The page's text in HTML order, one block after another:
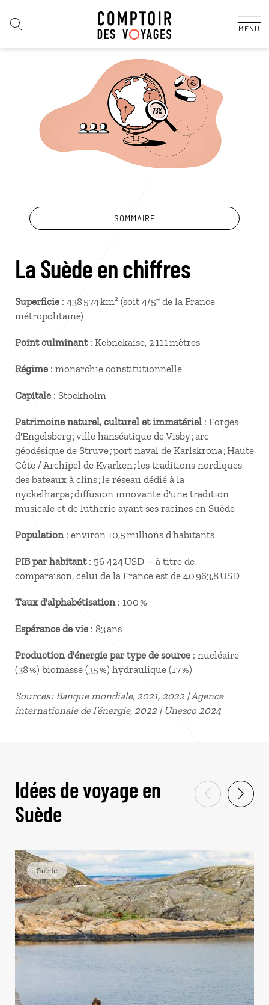
MENU
SOMMAIRE
La Suède en chiffres
Superficie : 438 574 km² (soit 4/5e de la France
métropolitaine)
Point culminant : Kebnekaise, 2 111 mètres
Régime : monarchie constitutionnelle
Capitale : Stockholm
Patrimoine naturel, culturel et immatériel : Forges
d'Engelsberg ; ville hanséatique de Visby ; arc
géodésique de Struve ; port naval de Karlskrona ; Haute
Côte / Archipel de Kvarken ; les traditions nordiques
des bateaux à clins ; le réseau dédié à la
nyckelharpa ; diffusion innovante d'une tradition
musicale et de lutherie ayant ses racines en Suède
Population : environ 10,5 millions d'habitants
PIB par habitant: 56 424 USD – à titre de
comparaison, celui de la France est de 40 963,8 USD
Taux d'alphabétisation: 100 %
Espérance de vie : 83 ans
Production d'énergie par type de source : nucléaire
(38 %) biomasse (35 %) hydraulique (17 %)
Sources : Banque mondiale, 2021, 2022 | Agence
internationale de l’énergie, 2022 | Unesco 2024
Idées de voyage en
Suède
Suède